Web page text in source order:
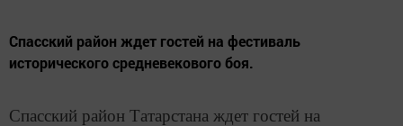
Спасский район ждет гостей на фестиваль
исторического средневекового боя.
Спасский район Татарстана ждет гостей на